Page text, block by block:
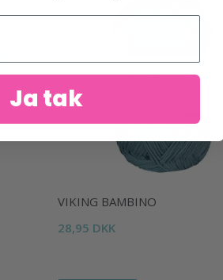
VIKING BAMBINO
28,95 DKK
Ja tak